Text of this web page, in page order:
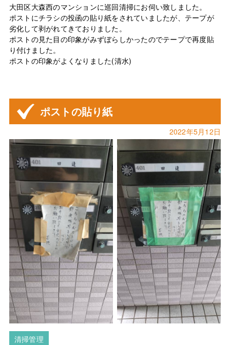
大田区大森西のマンションに巡回清掃にお伺い致しました。
ポストにチラシの投函の貼り紙をされていましたが、テープが
劣化して剥がれてきておりました。
ポストの見た目の印象がみずぼらしかったのでテープで再度貼
り付けました。
ポストの印象がよくなりました(清水)
ポストの貼り紙
2022年5月12日
清掃管理